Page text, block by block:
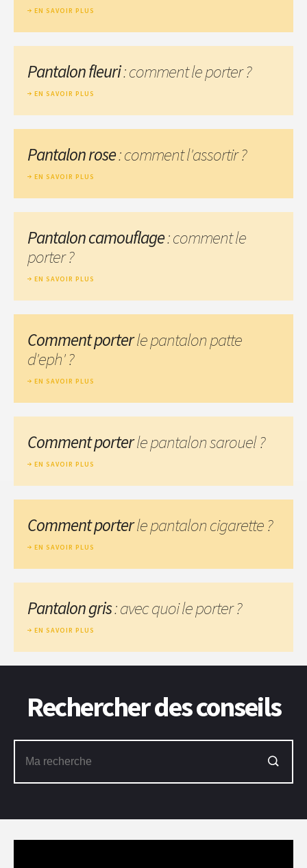
EN SAVOIR PLUS
Pantalon fleuri: comment le porter ?
EN SAVOIR PLUS
Pantalon rose: comment l'assortir ?
EN SAVOIR PLUS
Pantalon camouflage: comment le
porter ?
EN SAVOIR PLUS
Comment porterle pantalon patte
d'eph' ?
EN SAVOIR PLUS
Comment porterle pantalon sarouel ?
EN SAVOIR PLUS
Comment porterle pantalon cigarette ?
EN SAVOIR PLUS
Pantalon gris: avec quoi le porter ?
EN SAVOIR PLUS
Rechercher des conseils